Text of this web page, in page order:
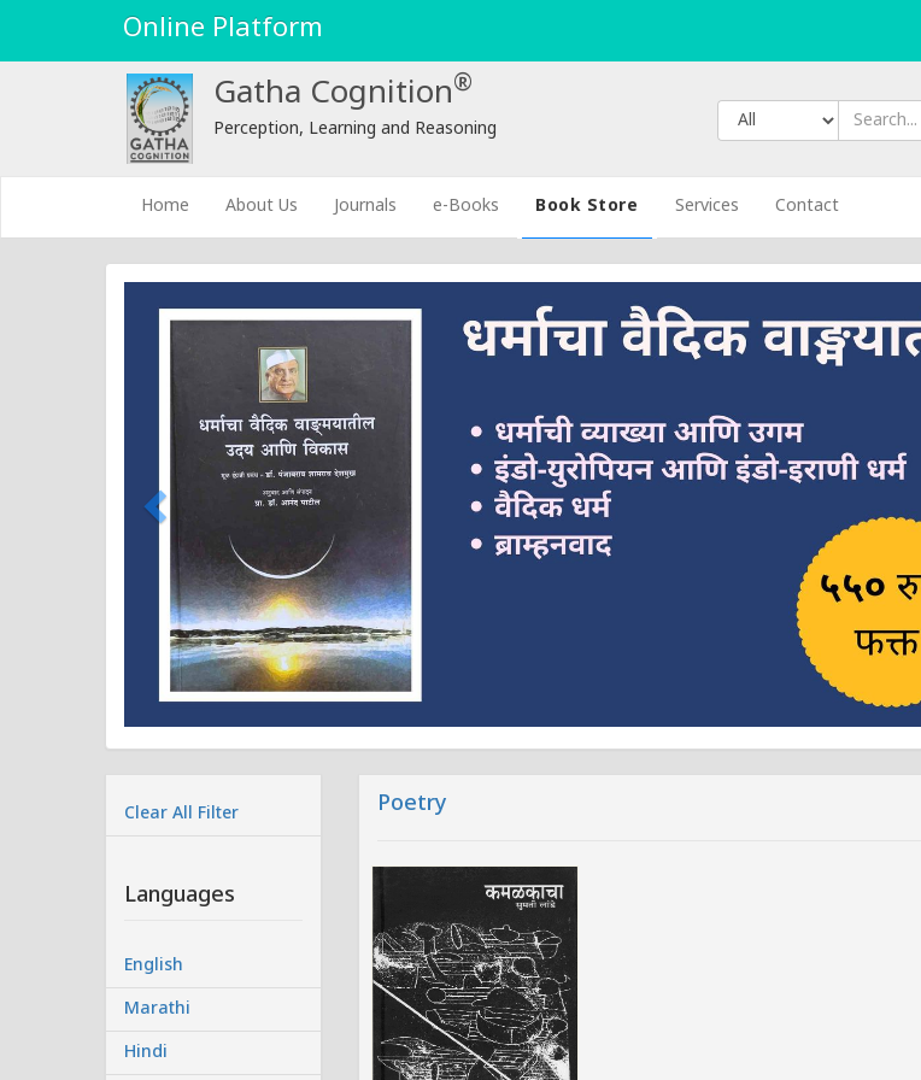
Online Platform
Gatha Cognition®
Perception, Learning and Reasoning
Home (current)About Us Journals e-Books Book Store Services Contact
Clear All Filter
Languages
English
Marathi
Hindi
Poetry